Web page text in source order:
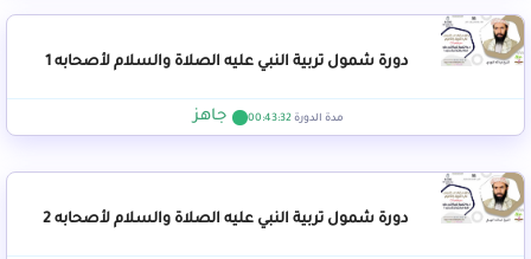
دورة شمول تربية النبي عليه الصلاة والسلام لأصحابه 1
مدة الدورة 00:43:32 جاهز
دورة شمول تربية النبي عليه الصلاة والسلام لأصحابه 2